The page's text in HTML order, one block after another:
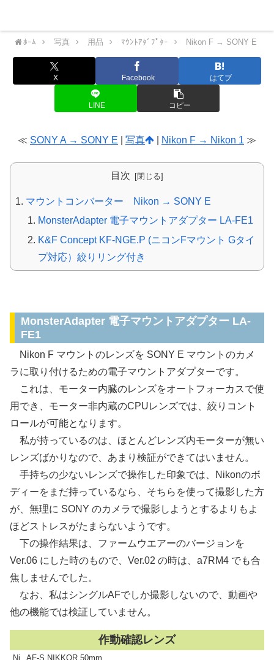
ﾎｰﾑ 写真 用品 ﾏｳﾝﾄｱﾀﾞﾌﾟﾀｰ Nikon F → SONY E
X Facebook はてブ
LINE コピー
≪ SONY A → SONY E 写真 Nikon F → Nikon 1 ≫
目次
マウントコンバーター Nikon → SONY E
MonsterAdapter 電子マウントアダプター LA-FE1
K&F Concept KF-NGE.P (ニコンFマウント Gタイ
プ対応）絞りリング付き
MonsterAdapter 電子マウントアダプター LA-
FE1
Nikon F マウントのレンズを SONY E マウントのカメ
ラに取り付けるための電子マウントアダプターです。
これは、モーター内臓のレンズをオートフォーカスで使
用でき、モーター非内蔵のCPUレンズでは、絞りコント
ロールが可能となります。
私が持っているのは、ほとんどレンズ内モーターが無い
レンズばかりなので、あまり検証ができてはいません。
手持ちの少ないレンズで操作した印象では、Nikonのボ
ディーをまだ持っているなら、そちらを使って撮影した方
が、無理に SONY のカメラで撮影しようとするよりもよ
ほどストレスがたまらないようです。
下の操作結果は、ファームウエアーのバージョンを
Ver.06 にした時のもので、Ver.02 の時は、a7RM4 でも合
焦しませんでした。
なお、私はシングルAFでしか撮影しないので、動画や
他の機能では検証していません。
作動確認レンズ
Ni
AF-S NIKKOR 50mm